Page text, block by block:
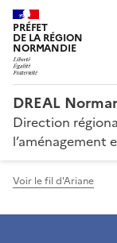
PRÉFET
DE LA RÉGION
NORMANDIE
DREAL
Direction
l’aménagement
Voir le fil d'Ariane